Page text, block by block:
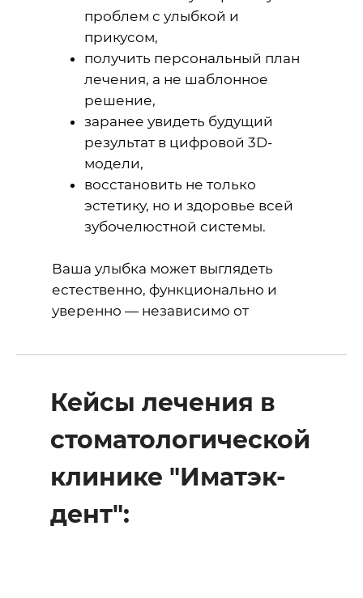
проблем с улыбкой и
прикусом,
получить персональный план
лечения, а не шаблонное
решение,
заранее увидеть будущий
результат в цифровой 3D-
модели,
восстановить не только
эстетику, но и здоровье всей
зубочелюстной системы.
Ваша улыбка может выглядеть
естественно, функционально и
уверенно — независимо от
диагностики.
Кейсы лечения в
стоматологической
клинике "Иматэк-
дент":